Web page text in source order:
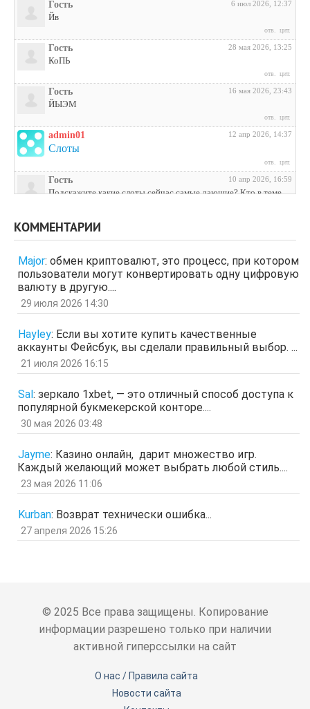
Гость 6 июл 2026, 12:37
Йв
отв. цит.
Гость 28 мая 2026, 13:25
КоПЬ
отв. цит.
Гость 16 мая 2026, 23:43
ЙЫЭМ
отв. цит.
admin01 12 апр 2026, 14:37
Слоты
отв. цит.
Гость 10 апр 2026, 16:59
Подскажите какие слоты сейчас самые дающие? Кто в теме
Гость
отв. цит.
Гость 26 мар 2026, 01:35
мЛЙК
ащрд
отв. цит.
Гость
отв. цит.
Гость
ЗОл
отв. цит.
Гость 5 мар 2026, 12:20
оЭЬЧ
SPPS 2 мар 2026, 16:19
ау, есть кто живой здесь?)
Гость
отв.
Гость 3 фев 2026, 04:47
КОММЕНТАРИИ
Major: обмен криптовалют, это процесс, при котором
пользователи могут конвертировать одну цифровую
валюту в другую....
29 июля 2026 14:30
Hayley: Если вы хотите купить качественные
аккаунты Фейсбук, вы сделали правильный выбор. ...
21 июля 2026 16:15
Sal: зеркало 1xbet, — это отличный способ доступа к
популярной букмекерской конторе....
30 мая 2026 03:48
Jayme: Казино онлайн, дарит множество игр.
Каждый желающий может выбрать любой стиль....
23 мая 2026 11:06
Kurban: Возврат технически ошибка...
27 апреля 2026 15:26
© 2025 Все права защищены. Копирование
информации разрешено только при наличии
активной гиперссылки на сайт
О нас / Правила сайта
Новости сайта